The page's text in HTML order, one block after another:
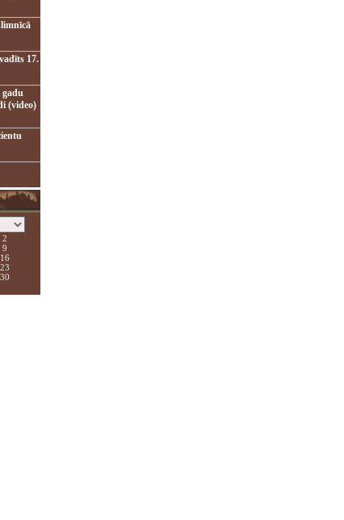
17.
(video)
2
9
16
23
30